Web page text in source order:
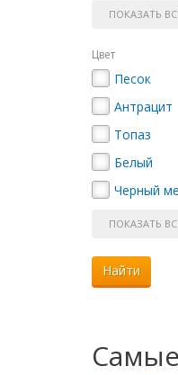
ПОКАЗАТЬ
Цвет
Песок
Антрацит
Топаз
Белый
Черный
ПОКАЗАТЬ
Найти